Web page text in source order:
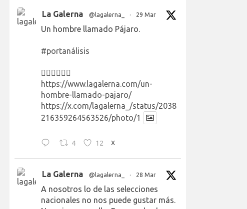
La Galerna @lagalerna_ · 29 Mar
Un hombre llamado Pájaro.
#portanálisis
👉🏻👉🏻👉🏻
https://www.lagalerna.com/un-
hombre-llamado-pajaro/
https://x.com/lagalerna_/status/2038
216359264563526/photo/1
4 12 X
La Galerna @lagalerna_ · 28 Mar
A nosotros lo de las selecciones
nacionales no nos puede gustar más.